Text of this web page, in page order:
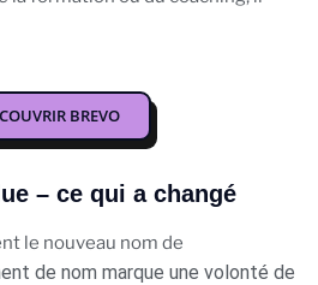
BREVO
– ce qui a changé
le nouveau nom de
de nom marque une volonté de